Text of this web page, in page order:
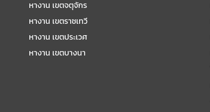
หางาน เขตจตุจักร
หางาน เขตราชเทวี
หางาน เขตประเวศ
หางาน เขตบางนา